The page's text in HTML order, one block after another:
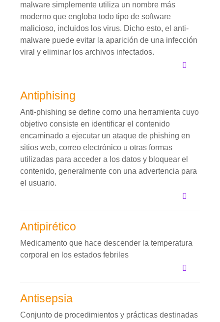
malware simplemente utiliza un nombre más
moderno que engloba todo tipo de software
malicioso, incluidos los virus. Dicho esto, el anti-
malware puede evitar la aparición de una infección
viral y eliminar los archivos infectados.
Antiphising
Anti-phishing se define como una herramienta cuyo
objetivo consiste en identificar el contenido
encaminado a ejecutar un ataque de phishing en
sitios web, correo electrónico u otras formas
utilizadas para acceder a los datos y bloquear el
contenido, generalmente con una advertencia para
el usuario.
Antipirético
Medicamento que hace descender la temperatura
corporal en los estados febriles
Antisepsia
Conjunto de procedimientos y prácticas destinadas